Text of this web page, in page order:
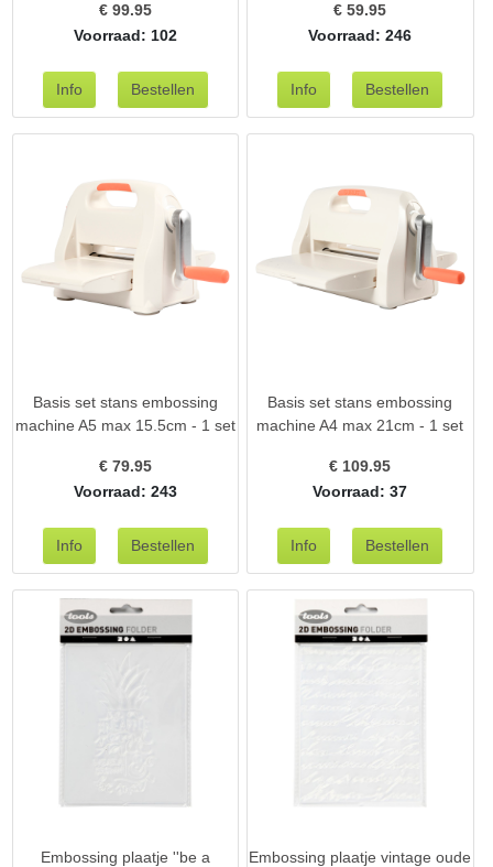
€ 99.95
Voorraad: 102
€59.95
Voorraad: 246
Basis set stans embossing
machine A5 max 15.5cm - 1 set
€ 79.95
Voorraad: 243
Basis set stans embossing
machine A4 max 21cm - 1 set
€ 109.95
Voorraad: 37
Embossing plaatje ''be a
Embossing plaatje vintage oude